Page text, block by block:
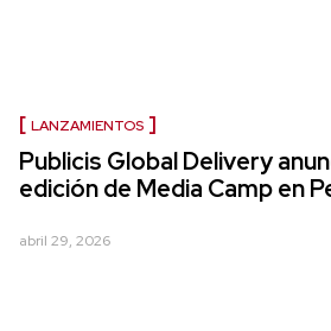
LANZAMIENTOS
Publicis Global Delivery
edición de Media Camp en
abril 29, 2026